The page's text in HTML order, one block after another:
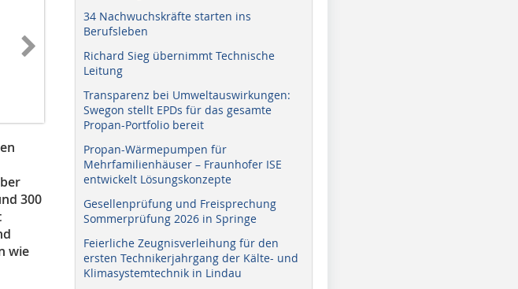
300
wie
34 Nachwuchskräfte starten ins
Berufsleben
Richard Sieg übernimmt Technische
Leitung
Transparenz bei Umweltauswirkungen:
Swegon stellt EPDs für das gesamte
Propan-Portfolio bereit
Propan-Wärmepumpen für
Mehrfamilienhäuser – Fraunhofer ISE
entwickelt Lösungskonzepte
Gesellenprüfung und Freisprechung
Sommerprüfung 2026 in Springe
Feierliche Zeugnisverleihung für den
ersten Technikerjahrgang der Kälte- und
Klimasystemtechnik in Lindau